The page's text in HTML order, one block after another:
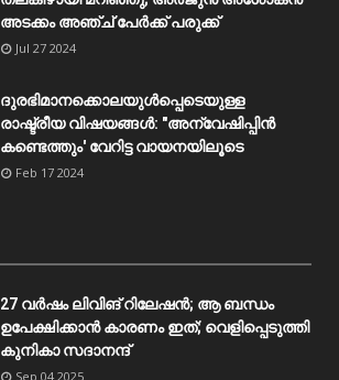
അടക്കം അഞ്ച് പേർക്ക് പരുക്ക്
Jul 27 2024
ദുരഭിമാനക്കൊലയുൾപ്പെടെയുള്ള
രാഷ്ട്രീയ വിഷയങ്ങൾ: "അന്വേഷിപ്പിൻ
കണ്ടെത്തും' വേറിട്ട വായനയിലൂടെ
Feb 17 2024
27 വർഷം ലിവിങ് റിലേഷൻ; ആ ബന്ധം
ഉപേക്ഷിക്കാൻ കാരണം ഇത്; വെളിപ്പെടുത്തി
കുനികാ സദാനന്ദ്
Sep 04 2025